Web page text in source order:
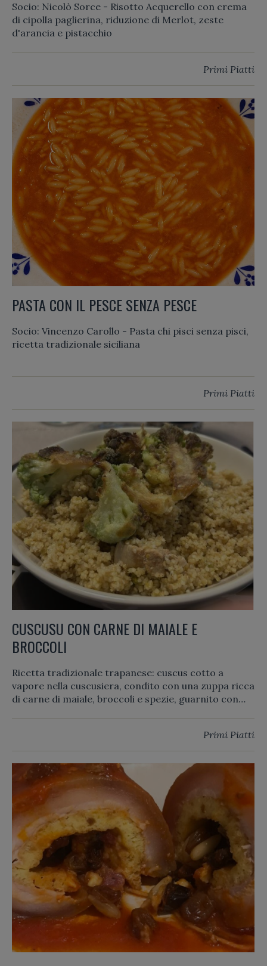
Socio: Nicolò Sorce - Risotto Acquerello con crema
di cipolla paglierina, riduzione di Merlot, zeste
d'arancia e pistacchio
Primi Piatti
PASTA CON IL PESCE SENZA PESCE
Socio: Vincenzo Carollo - Pasta chi pisci senza pisci,
ricetta tradizionale siciliana
Primi Piatti
CUSCUSU CON CARNE DI MAIALE E
BROCCOLI
Ricetta tradizionale trapanese: cuscus cotto a
vapore nella cuscusiera, condito con una zuppa ricca
di carne di maiale, broccoli e spezie, guarnito con
Primi Piatti